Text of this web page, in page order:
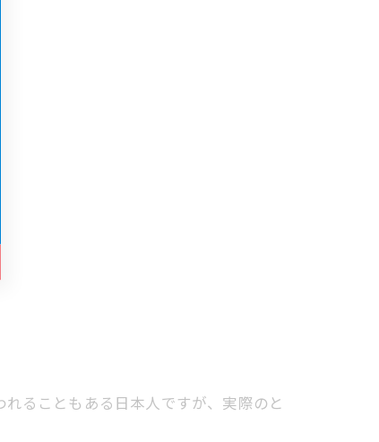
ることもある日本人ですが、実際のと